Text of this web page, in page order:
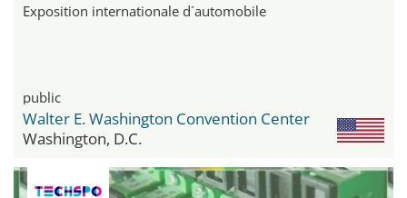
Exposition internationale d´automobile
public
Walter E. Washington Convention Center
Washington, D.C.